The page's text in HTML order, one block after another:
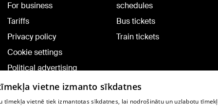
For business
Tariffs
Privacy policy
Cookie settings
Political advertising
Cookie policy
Commenting terms
schedules
Bus tickets
Train tickets
vietne izmanto sīkdatnes
tīmekļa vietnē tiek izmantotas sīkdatnes, lai nodrošinātu un uzlabotu